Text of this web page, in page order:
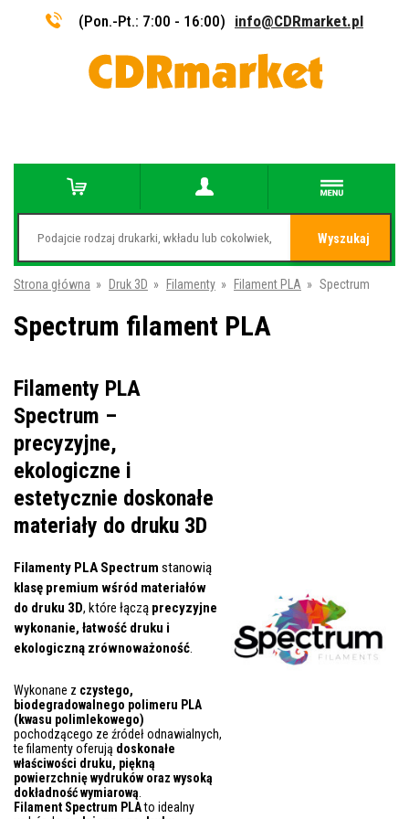
(Pon.-Pt.: 7:00 - 16:00) info@CDRmarket.pl
Wyszukaj
Strona główna » Druk 3D » Filamenty » Filament PLA » Spectrum
Spectrum filament PLA
Filamenty PLA
Spectrum –
precyzyjne,
ekologiczne i
estetycznie doskonałe
materiały do druku 3D
Filamenty PLA Spectrum stanowią
klasę premium wśród materiałów
do druku 3D, które łączą precyzyjne
wykonanie, łatwość druku i
ekologiczną zrównoważoność.
Wykonane z czystego,
biodegradowalnego polimeru PLA
(kwasu polimlekowego)
pochodzącego ze źródeł odnawialnych,
te filamenty oferują doskonałe
właściwości druku, piękną
powierzchnię wydruków oraz wysoką
dokładność wymiarową
Filament Spectrum PLAto idealny